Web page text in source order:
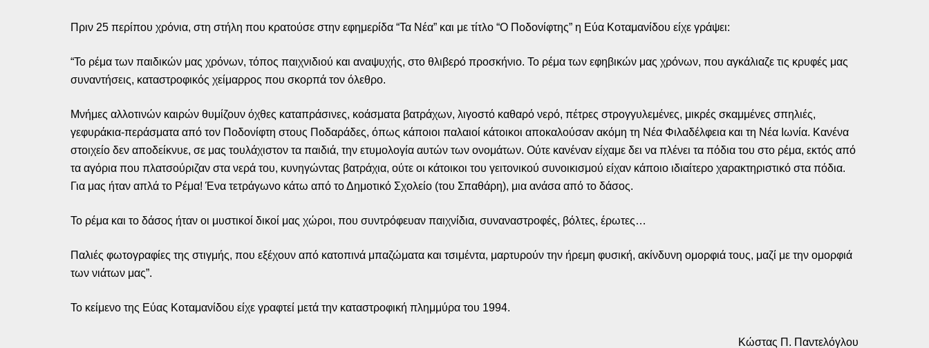
Πριν 25 περίπου χρόνια, στη στήλη που κρατούσε στην εφημερίδα “Τα Νέα” και με τίτλο “Ο Ποδονίφτης” η Εύα Κοταμανίδου είχε γράψει:
“Το ρέμα των παιδικών μας χρόνων, τόπος παιχνιδιού και αναψυχής, στο θλιβερό προσκήνιο. Το ρέμα των εφηβικών μας χρόνων, που αγκάλιαζε τις κρυφές μας
συναντήσεις, καταστροφικός χείμαρρος που σκορπά τον όλεθρο.
Μνήμες αλλοτινών καιρών θυμίζουν όχθες καταπράσινες, κοάσματα βατράχων, λιγοστό καθαρό νερό, πέτρες στρογγυλεμένες, μικρές σκαμμένες σπηλιές,
γεφυράκια-περάσματα από τον Ποδονίφτη στους Ποδαράδες, όπως κάποιοι παλαιοί κάτοικοι αποκαλούσαν ακόμη τη Νέα Φιλαδέλφεια και τη Νέα Ιωνία. Κανένα
στοιχείο δεν αποδείκνυε, σε μας τουλάχιστον τα παιδιά, την ετυμολογία αυτών των ονομάτων. Ούτε κανέναν είχαμε δει να πλένει τα πόδια του στο ρέμα, εκτός από
τα αγόρια που πλατσούριζαν στα νερά του, κυνηγώντας βατράχια, ούτε οι κάτοικοι του γειτονικού συνοικισμού είχαν κάποιο ιδιαίτερο χαρακτηριστικό στα πόδια.
Για μας ήταν απλά το Ρέμα! Ένα τετράγωνο κάτω από το Δημοτικό Σχολείο (του Σπαθάρη), μια ανάσα από το δάσος.
Το ρέμα και το δάσος ήταν οι μυστικοί δικοί μας χώροι, που συντρόφευαν παιχνίδια, συναναστροφές, βόλτες, έρωτες…
Παλιές φωτογραφίες της στιγμής, που εξέχουν από κατοπινά μπαζώματα και τσιμέντα, μαρτυρούν την ήρεμη φυσική, ακίνδυνη ομορφιά τους, μαζί με την ομορφιά
των νιάτων μας”.
Το κείμενο της Εύας Κοταμανίδου είχε γραφτεί μετά την καταστροφική πλημμύρα του 1994.
Κώστας Π. Παντελόγλου